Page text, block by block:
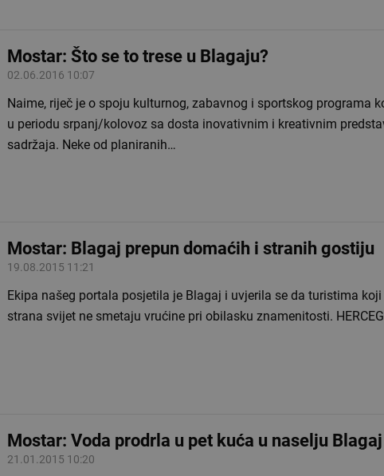
Mostar: Što se to trese u Blagaju?
02.06.2016 10:07
Naime, riječ je o spoju kulturnog, zabavnog i sportskog programa
u periodu srpanj/kolovoz sa dosta inovativnim i kreativnim
sadržaja. Neke od planiranih…
Mostar: Blagaj prepun domaćih i stranih gostiju
19.08.2015 11:21
Ekipa našeg portala posjetila je Blagaj i uvjerila se da turistima
strana svijet ne smetaju vrućine pri obilasku znamenitosti.
Mostar: Voda prodrla u pet kuća u naselju Blagaj
21.01.2015 10:20